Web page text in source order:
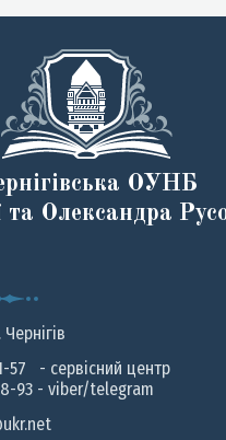
ОУНБ
та Олександра
Чернiгiв
57 - сервісний центр
- viber/telegram